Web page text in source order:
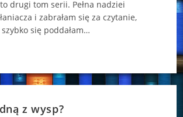
drugi tom serii. Pełna nadziei
i zabrałam się za czytanie,
się poddałam…
z wysp?